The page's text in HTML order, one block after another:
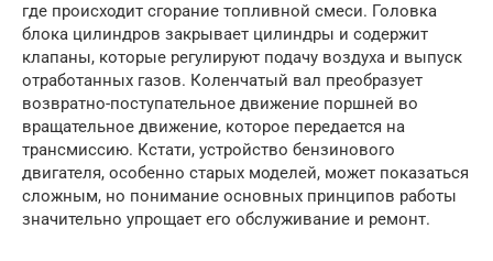
где происходит сгорание топливной смеси. Головка
блока цилиндров закрывает цилиндры и содержит
клапаны, которые регулируют подачу воздуха и выпуск
отработанных газов. Коленчатый вал преобразует
возвратно-поступательное движение поршней во
вращательное движение, которое передается на
трансмиссию. Кстати, устройство бензинового
двигателя, особенно старых моделей, может показаться
сложным, но понимание основных принципов работы
значительно упрощает его обслуживание и ремонт.